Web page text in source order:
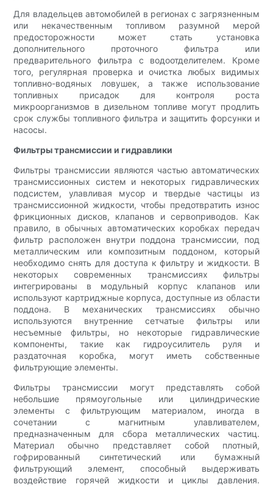
Для владельцев автомобилей в регионах с загрязненным
или некачественным топливом разумной мерой
предосторожности может стать установка
дополнительного проточного фильтра или
предварительного фильтра с водоотделителем. Кроме
того, регулярная проверка и очистка любых видимых
топливно-водяных ловушек, а также использование
топливных присадок для контроля роста
микроорганизмов в дизельном топливе могут продлить
срок службы топливного фильтра и защитить форсунки и
насосы.
Фильтры трансмиссии и гидравлики
Фильтры трансмиссии являются частью автоматических
трансмиссионных систем и некоторых гидравлических
подсистем, улавливая мусор и твердые частицы из
трансмиссионной жидкости, чтобы предотвратить износ
фрикционных дисков, клапанов и сервоприводов. Как
правило, в обычных автоматических коробках передач
фильтр расположен внутри поддона трансмиссии, под
металлическим или композитным поддоном, который
необходимо снять для доступа к фильтру и жидкости. В
некоторых современных трансмиссиях фильтры
интегрированы в модульный корпус клапанов или
используют картриджные корпуса, доступные из области
поддона. В механических трансмиссиях обычно
используются внутренние сетчатые фильтры или
несъемные фильтры, но некоторые гидравлические
компоненты, такие как гидроусилитель руля и
раздаточная коробка, могут иметь собственные
фильтрующие элементы.
Фильтры трансмиссии могут представлять собой
небольшие прямоугольные или цилиндрические
элементы с фильтрующим материалом, иногда в
сочетании с магнитным улавливателем,
предназначенным для сбора металлических частиц.
Материал обычно представляет собой плотный,
гофрированный синтетический или бумажный
фильтрующий элемент, способный выдерживать
воздействие горячей жидкости и циклы давления.